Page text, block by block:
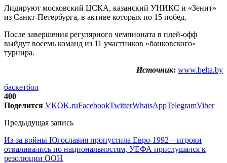
Лидируют московский ЦСКА, казанский УНИКС и «Зенит»
из Санкт-Петербурга, в активе которых по 15 побед.
После завершения регулярного чемпионата в плей-офф
выйдут восемь команд из 11 участников «банковского»
турнира.
Источник: www.belta.by
баскетбол
400
Поделится VKOK.ruFacebookTwitterWhatsAppTelegramViber
Предыдущая запись
Из-за войны Югославия пропустила Евро-1992 – игроки
отваливались по национальностям, УЕФА прислушался к
резолюции ООН